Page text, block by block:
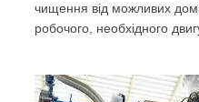
чищення від можливих
робочого, необхідного